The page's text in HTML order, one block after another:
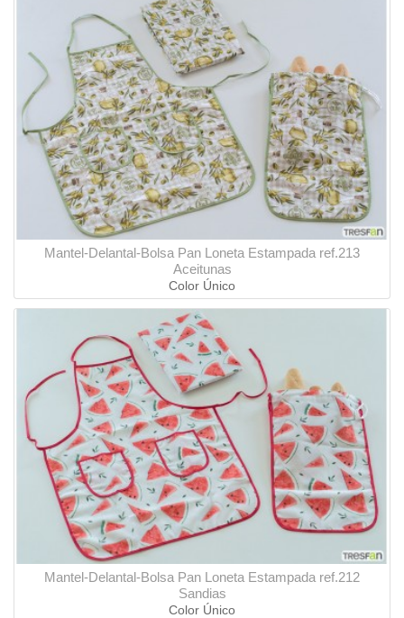
Mantel-Delantal-Bolsa Pan Loneta Estampada ref.213
Aceitunas
Color Único
Mantel-Delantal-Bolsa Pan Loneta Estampada ref.212
Sandias
Color Único